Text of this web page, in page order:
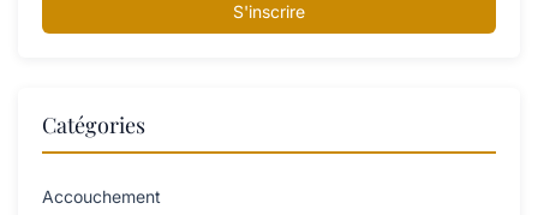
S'inscrire
Catégories
Accouchement